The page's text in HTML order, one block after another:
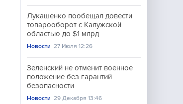
Лукашенко пообещал довести
товарооборот с Калужской
областью до $1 млрд
Новости 27 Июля 12:26
Зеленский не отменит военное
положение без гарантий
безопасности
Новости 29 Декабря 13:46